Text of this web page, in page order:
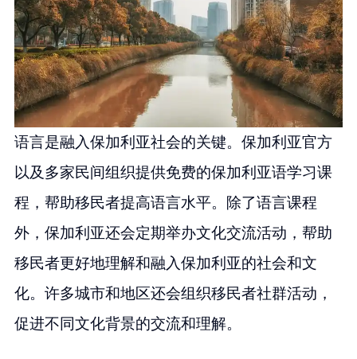
语言是融入保加利亚社会的关键。保加利亚官方
以及多家民间组织提供免费的保加利亚语学习课
程，帮助移民者提高语言水平。除了语言课程
外，保加利亚还会定期举办文化交流活动，帮助
移民者更好地理解和融入保加利亚的社会和文
化。许多城市和地区还会组织移民者社群活动，
促进不同文化背景的交流和理解。